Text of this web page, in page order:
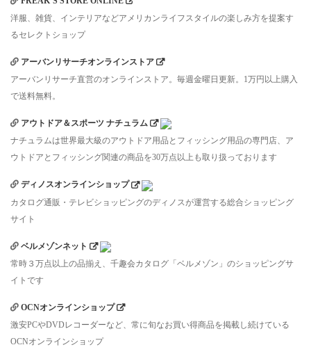
洋服、雑貨、インテリアなどアメリカンライフスタイルの楽しみ方を提案す
るセレクトショップ
アーバンリサーチオンラインストア
アーバンリサーチ直営のオンラインストア。毎週金曜日更新。1万円以上購入
で送料無料。
アウトドア＆スポーツ ナチュラム
ナチュラムは世界最大級のアウトドア用品とフィッシング用品の専門店、ア
ウトドアとフィッシング関連の商品を30万点以上も取り扱っております
ディノスオンラインショップ
カタログ通販・テレビショッピングのディノスが運営する総合ショッピング
サイト
ベルメゾンネット
常時３万点以上の品揃え、千趣会カタログ「ベルメゾン」のショッピングサ
イトです
OCNオンラインショップ
激安PCやDVDレコーダーなど、常に旬なお買い得商品を掲載し続けている
OCNオンラインショップ